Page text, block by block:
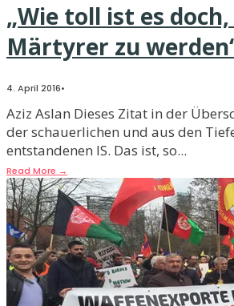
„Wie toll ist es
Märtyrer zu
4. April 2016•
Aziz Aslan Dieses Zitat in der
der schauerlichen und aus den
entstandenen IS. Das ist, so...
Read More →